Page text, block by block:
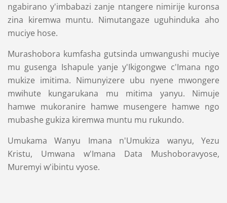
ngabirano y'imbabazi zanje ntangere nimirije kuronsa
zina kiremwa muntu. Nimutangaze uguhinduka aho
muciye hose.
Murashobora kumfasha gutsinda umwangushi muciye
mu gusenga Ishapule yanje y'Ikigongwe c'Imana ngo
mukize imitima. Nimunyizere ubu nyene mwongere
mwihute kungarukana mu mitima yanyu. Nimuje
hamwe mukoranire hamwe musengere hamwe ngo
mubashe gukiza kiremwa muntu mu rukundo.
Umukama Wanyu Imana n'Umukiza wanyu, Yezu
Kristu, Umwana w'Imana Data Mushoboravyose,
Muremyi w'ibintu vyose.